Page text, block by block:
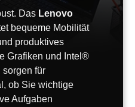
Das Lenovo
bequeme Mobilität
produktives
Grafiken und Intel®
für
ob Sie wichtige
Aufgaben